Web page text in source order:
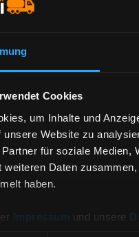
Cookies
um Inhalte und
unsere Website zu
für soziale Medien,
weiteren Daten
haben.
Impressum und unsere
02763 Zittau
Liter Anzahl